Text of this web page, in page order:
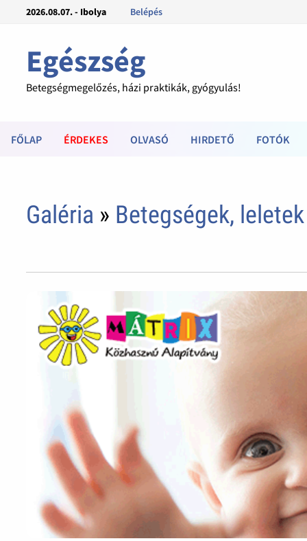
2026.08.07. - Ibolya Belépés
Egészség
Betegségmegelőzés, házi praktikák, gyógyulás!
FŐLAP ÉRDEKES OLVASÓ HIRDETŐ FOTÓK
Galéria » Betegségek, leletek